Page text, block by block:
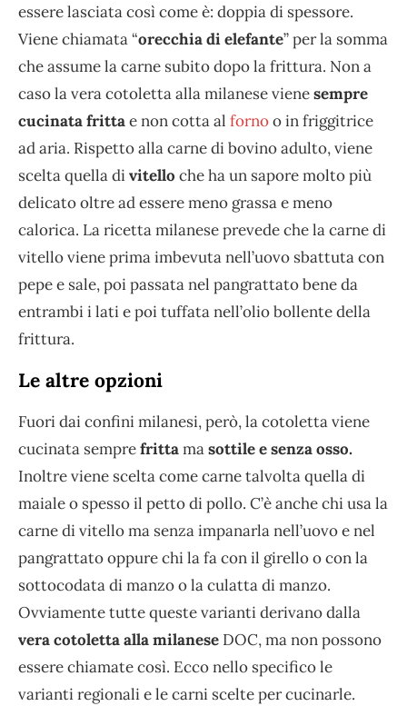
essere lasciata così come è: doppia di spessore.
Viene chiamata “orecchia di elefante” per la somma
che assume la carne subito dopo la frittura. Non a
caso la vera cotoletta alla milanese vienesempre
cucinata frittae non cotta al fornoo in friggitrice
ad aria. Rispetto alla carne di bovino adulto, viene
scelta quella divitello che ha un sapore molto più
delicato oltre ad essere meno grassa e meno
calorica. La ricetta milanese prevede che la carne di
vitello viene prima imbevuta nell’uovo sbattuta con
pepe e sale, poi passata nel pangrattato bene da
entrambi i lati e poi tuffata nell’olio bollente della
frittura.
Le altre opzioni
Fuori dai confini milanesi, però, la cotoletta viene
cucinata semprefrittamasottile e senza osso.
Inoltre viene scelta come carne talvolta quella di
maiale o spesso il petto di pollo. C’è anche chi usa la
carne di vitello ma senza impanarla nell’uovo e nel
pangrattato oppure chi la fa con il girello o con la
sottocodata di manzo o la culatta di manzo.
Ovviamente tutte queste varianti derivano dalla
vera cotoletta alla milanese DOC, ma non possono
essere chiamate così. Ecco nello specifico le
varianti regionali e le carni scelte per cucinarle.